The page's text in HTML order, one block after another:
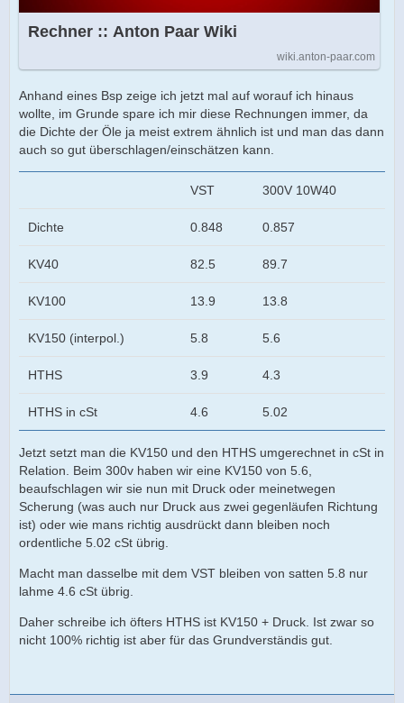
Rechner :: Anton Paar Wiki
wiki.anton-paar.com
Anhand eines Bsp zeige ich jetzt mal auf worauf ich hinaus
wollte, im Grunde spare ich mir diese Rechnungen immer, da
die Dichte der Öle ja meist extrem ähnlich ist und man das dann
auch so gut überschlagen/einschätzen kann.
VST 300V 10W40
Dichte 0.848 0.857
KV40 82.5 89.7
KV100 13.9 13.8
KV150 (interpol.) 5.8 5.6
HTHS 3.9 4.3
HTHS in cSt 4.6 5.02
Jetzt setzt man die KV150 und den HTHS umgerechnet in cSt in
Relation. Beim 300v haben wir eine KV150 von 5.6,
beaufschlagen wir sie nun mit Druck oder meinetwegen
Scherung (was auch nur Druck aus zwei gegenläufen Richtung
ist) oder wie mans richtig ausdrückt dann bleiben noch
ordentliche 5.02 cSt übrig.
Macht man dasselbe mit dem VST bleiben von satten 5.8 nur
lahme 4.6 cSt übrig.
Daher schreibe ich öfters HTHS ist KV150 + Druck. Ist zwar so
nicht 100% richtig ist aber für das Grundverständis gut.